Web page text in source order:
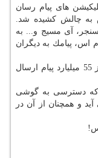
های پیام رسان
به چالش كشیده شد.
آی مسیج و... به
اس، پیامك به دیگران
تنها در ماه جولای گذشته با واتس اَپ بیش از 55 میلیارد پیام ارسال
دسترسی به گوشی
و همچنان از آن در